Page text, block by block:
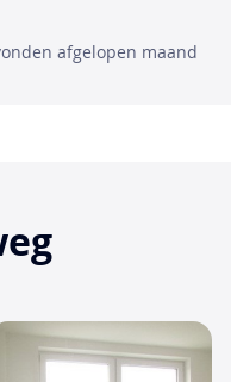
afgelopen maand